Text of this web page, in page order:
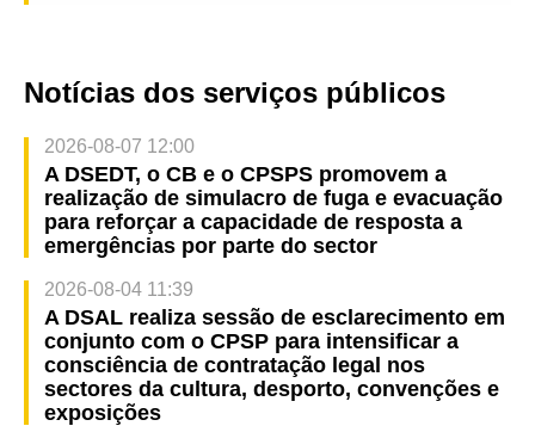
Notícias dos serviços públicos
2026-08-07 12:00
A DSEDT, o CB e o CPSPS promovem a
realização de simulacro de fuga e evacuação
para reforçar a capacidade de resposta a
emergências por parte do sector
2026-08-04 11:39
A DSAL realiza sessão de esclarecimento em
conjunto com o CPSP para intensificar a
consciência de contratação legal nos
sectores da cultura, desporto, convenções e
exposições